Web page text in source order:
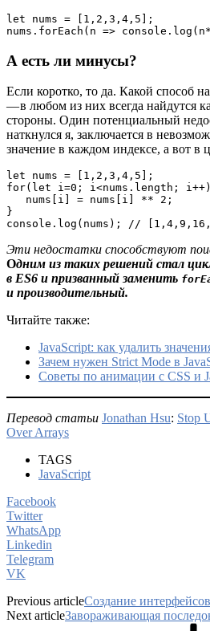
let nums = [1,2,3,4,5];
nums.forEach(n =>
А есть ли минусы?
Если коротко, то да. Какой способ
— в любом из них всегда найдутся
стороны. Один потенциальный
наткнулся я, заключается в
значение в каждом индексе, а вот в
let nums = [1,2,3,4,5];
for(let i=0; i<nums.length;
}
console.log(nums); //
Эти недостатки способствуют
Одним из таких решений стал
в ES6 и призванный заменить
и производительный.
Читайте также:
JavaScript: как удалить
Зачем нужен Strict Mode в
Советы по анимации с CSS и
Перевод статьи Jonathan Hsu: Stop
Over Arrays
TAGS
JavaScript
Facebook
Twitter
WhatsApp
Linkedin
Telegram
VK
Previous articleСоздание
Next articleЗавораживающая